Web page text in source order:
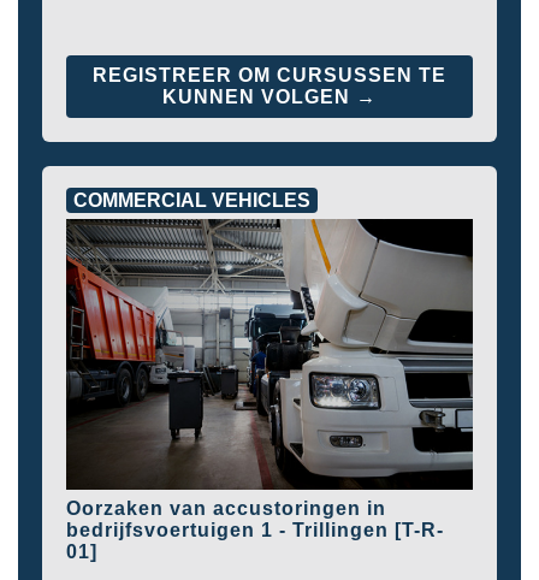
REGISTREER OM CURSUSSEN TE
KUNNEN VOLGEN →
COMMERCIAL VEHICLES
Oorzaken van accustoringen in
bedrijfsvoertuigen 1 - Trillingen [T-R-
01]